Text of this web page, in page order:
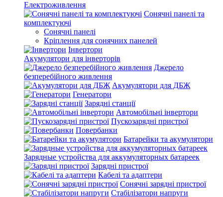
Електроживлення
Сонячні панелі та
комплектуючі
Сонячні панелі
Кріплення для сонячних панелей
Інвертори
Акумулятори для інверторів
Джерело
безперебійного живлення
Акумулятори для ДБЖ
Генератори
Зарядні станції
Автомобільні інвертори
Пускозарядні пристрої
Повербанки
Батарейки та акумулятори
Зарядные устройства для аккумуляторных батареек
Зарядні пристрої
Кабелі та адаптери
Сонячні зарядні пристрої
Стабілізатори напруги